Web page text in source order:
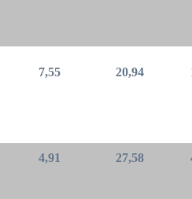
7,55 20,94
4,91 27,58